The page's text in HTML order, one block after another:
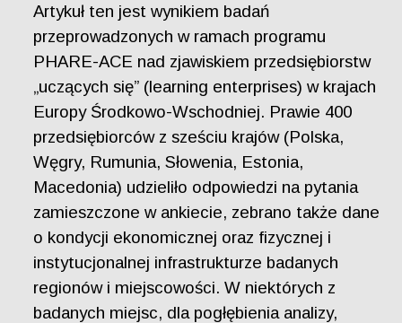
Artykuł ten jest wynikiem badań
przeprowadzonych w ramach programu
PHARE-ACE nad zjawiskiem przedsiębiorstw
„uczących się” (learning enterprises) w krajach
Europy Środkowo-Wschodniej. Prawie 400
przedsiębiorców z sześciu krajów (Polska,
Węgry, Rumunia, Słowenia, Estonia,
Macedonia) udzieliło odpowiedzi na pytania
zamieszczone w ankiecie, zebrano także dane
o kondycji ekonomicznej oraz fizycznej i
instytucjonalnej infrastrukturze badanych
regionów i miejscowości. W niektórych z
badanych miejsc, dla pogłębienia analizy,